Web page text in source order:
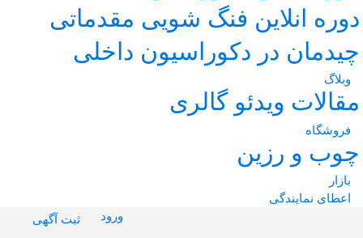
دوره انلاین فنگ شویی مقدماتی
چیدمان در دکوراسیون داخلی
وبلاگ
مقالات ویدئو گالری
فروشگاه
چوب و رزین
بازار
اعطای نمایندگی
ثبت آگهی
ورود